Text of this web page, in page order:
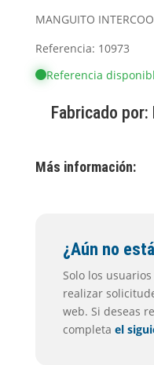
MANGUITO
Referencia: 10973
Referencia
Fabricado por:
Más información:
¿Aún no
Solo los
realizar
web. Si deseas
completa el